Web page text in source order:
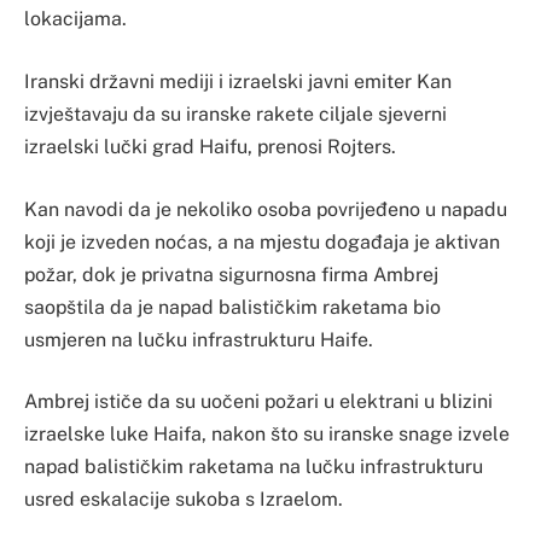
lokacijama.
Iranski državni mediji i izraelski javni emiter Kan
izvještavaju da su iranske rakete ciljale sjeverni
izraelski lučki grad Haifu, prenosi Rojters.
Kan navodi da je nekoliko osoba povrijeđeno u napadu
koji je izveden noćas, a na mjestu događaja je aktivan
požar, dok je privatna sigurnosna firma Ambrej
saopštila da je napad balističkim raketama bio
usmjeren na lučku infrastrukturu Haife.
Ambrej ističe da su uočeni požari u elektrani u blizini
izraelske luke Haifa, nakon što su iranske snage izvele
napad balističkim raketama na lučku infrastrukturu
usred eskalacije sukoba s Izraelom.